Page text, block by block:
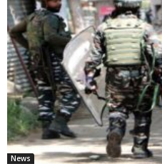
News